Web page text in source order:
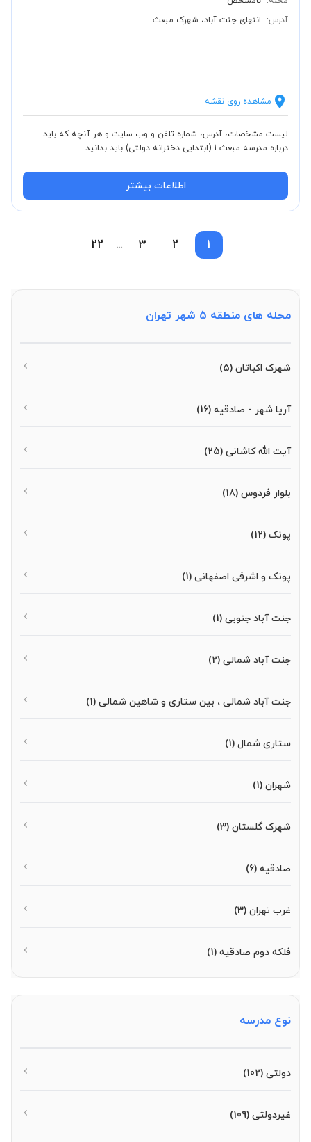
محله های منطقه 5 شهر تهران
شهرک اکباتان (5)
آریا شهر - صادقیه (16)
آیت الله کاشانی (25)
بلوار فردوس (18)
پونک (12)
پونک و اشرفی اصفهانی (1)
جنت آباد جنوبی (1)
جنت آباد شمالی (2)
جنت آباد شمالی ، بین ستاری و شاهین شمالی (1)
ستاری شمال (1)
شهران (1)
شهرک گلستان (3)
صادقیه (6)
غرب تهران (3)
فلکه دوم صادقیه (1)
نوع مدرسه
دولتی (102)
غیردولتی (109)
آدرس:
انتهای جنت آباد، شهرک مبعث
مشاهده روی نقشه
لیست مشخصات، آدرس، شماره تلفن و وب سایت و هر آنچه که باید
درباره مدرسه مبعث 1 (ابتدایی دخترانه دولتی) باید بدانید.
اطلاعات بیشتر
1
2
3
...
22